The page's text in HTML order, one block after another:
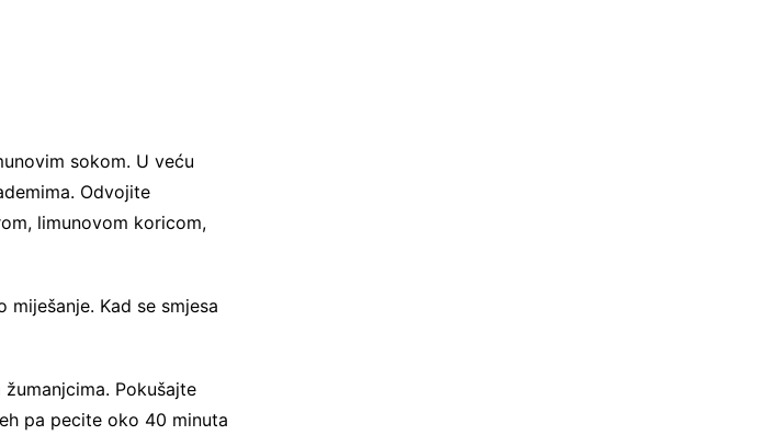
sokom. U veću
Odvojite
limunovom koricom,
Kad se smjesa
Pokušajte
pa pecite oko 40 minuta